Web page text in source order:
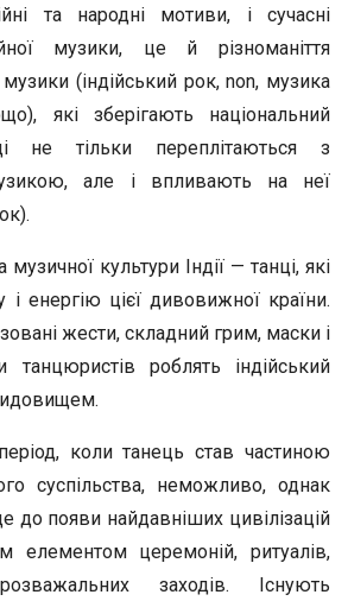
та народні мотиви, і сучасні
музики, це й різноманіття
музики (індійський рок, non, музика
які зберігають національний
не тільки переплітаються з
але і впливають на неї
музичної культури Індії — танці, які
і енергію цієї дивовижної країни.
жести, складний грим, маски і
танцюристів роблять індійський
коли танець став частиною
суспільства, неможливо, однак
до появи найдавніших цивілізацій
елементом церемоній, ритуалів,
заходів. Існують